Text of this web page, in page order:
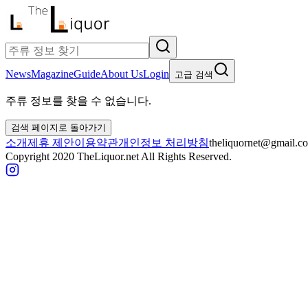
NewsMagazineGuideAbout UsLogin 고급 검색
주류 정보를 찾을 수 없습니다.
검색 페이지로 돌아가기
소개제휴 제안이용약관개인정보 처리방침
Copyright 2020 TheLiquor.net All Rights Reserved.